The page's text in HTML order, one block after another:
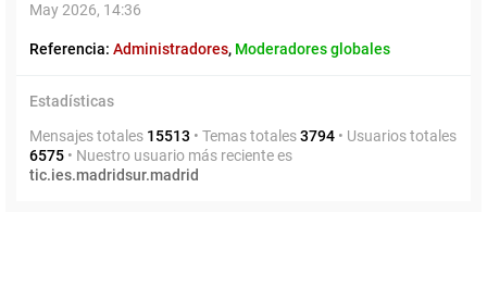
May 2026, 14:36
Referencia: Administradores, Moderadores globales
Estadísticas
Mensajes totales 15513 • Temas totales3794 • Usuarios totales
6575 • Nuestro usuario más reciente es
tic.ies.madridsur.madrid